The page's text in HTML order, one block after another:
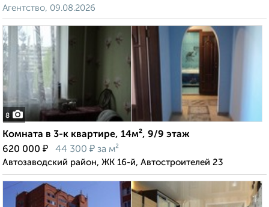
Агентство, 09.08.2026
8
Комната в 3-к квартире, 14м², 9/9 этаж
620 000 ₽ 44 300 ₽ за м²
Автозаводский район, ЖК 16-й, Автостроителей 23